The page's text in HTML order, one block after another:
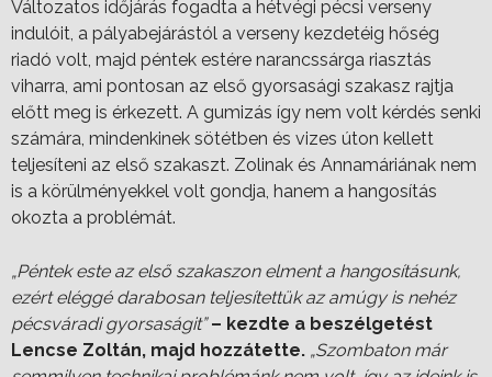
Változatos időjárás fogadta a hétvégi pécsi verseny
indulóit, a pályabejárástól a verseny kezdetéig hőség
riadó volt, majd péntek estére narancssárga riasztás
viharra, ami pontosan az első gyorsasági szakasz rajtja
előtt meg is érkezett. A gumizás így nem volt kérdés senki
számára, mindenkinek sötétben és vizes úton kellett
teljesíteni az első szakaszt. Zolinak és Annamáriának nem
is a körülményekkel volt gondja, hanem a hangosítás
okozta a problémát.
„Péntek este az első szakaszon elment a hangosításunk,
ezért eléggé darabosan teljesítettük az amúgy is nehéz
pécsváradi gyorsaságit” – kezdte a beszélgetést
Lencse Zoltán, majd hozzátette. „Szombaton már